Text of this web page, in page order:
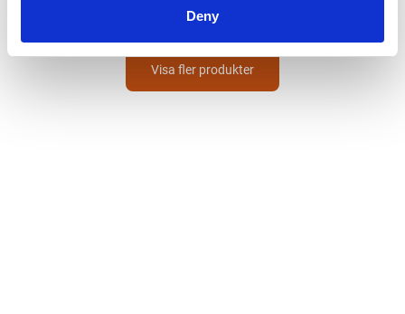
Deny
Visa fler produkter